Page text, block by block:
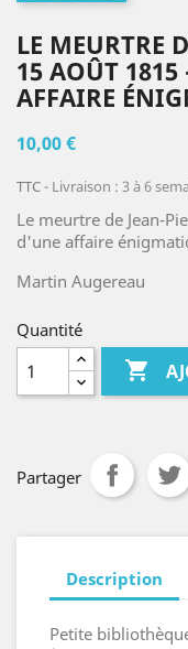
LE MEURTRE
15 AOÛT
AFFAIRE
10,00 €
TTC Livraison : 3 à 6
Le meurtre de Jean-
d'une affaire
Martin Augereau
Quantité

Partager
Description
Petite